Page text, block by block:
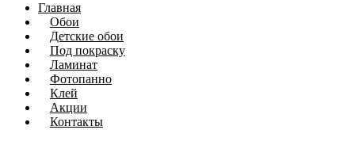
Главная
Обои
Детские обои
Под покраску
Ламинат
Фотопанно
Клей
Акции
Контакты